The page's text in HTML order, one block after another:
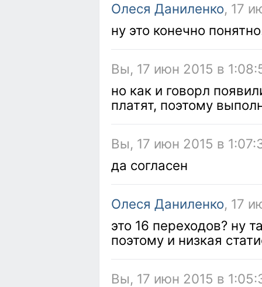
Олеся Даниленко, 17
ну это конечно
Вы, 17 июн 2015 в
но как и говорл
платят, поэтому
Вы, 17 июн 2015 в
да согласен
Олеся Даниленко, 17
это 16 переходов? ну
поэтому и низкая
Вы, 17 июн 2015 в